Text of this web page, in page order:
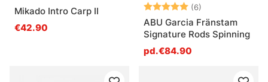
Mikado Intro Carp II
€42.90
Note: (6)
ABU Garcia Fränstam
Signature Rods Spinning
pd.€84.90